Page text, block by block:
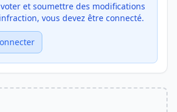
voter et soumettre des modifications
vous devez être connecté.